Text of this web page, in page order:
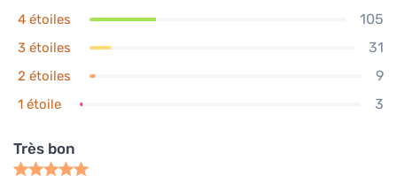
4 étoiles 105
3 étoiles 31
2 étoiles 9
1 étoile 3
Très bon